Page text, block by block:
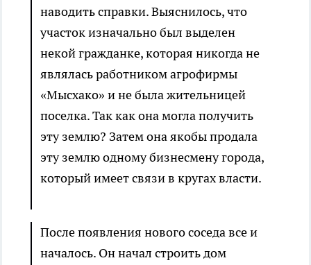
наводить справки. Выяснилось, что
участок изначально был выделен
некой гражданке, которая никогда не
являлась работником агрофирмы
«Мысхако» и не была жительницей
поселка. Так как она могла получить
эту землю? Затем она якобы продала
эту землю одному бизнесмену города,
который имеет связи в кругах власти.
После появления нового соседа все и
началось. Он начал строить дом